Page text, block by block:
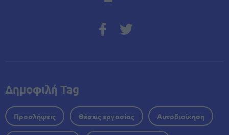
Δημοφιλή Tag
Προσλήψεις Θέσεις εργασίας Αυτοδιοίκηση